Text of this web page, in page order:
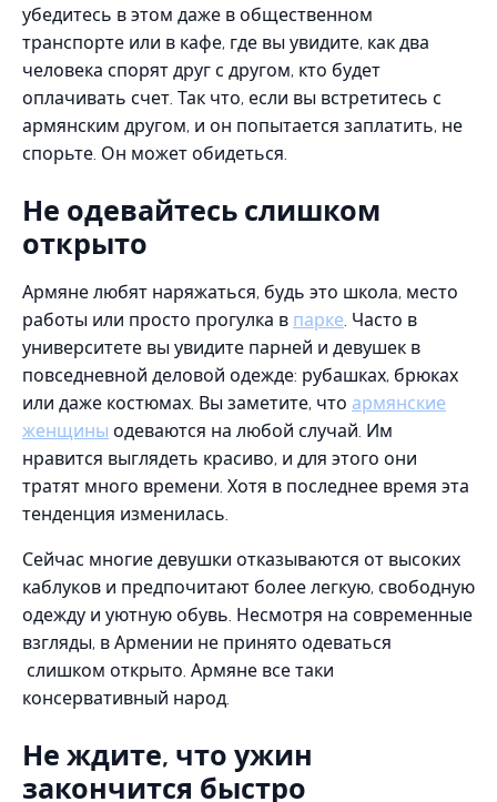
убедитесь в этом даже в общественном
транспорте или в кафе, где вы увидите, как два
человека спорят друг с другом, кто будет
оплачивать счет. Так что, если вы встретитесь с
армянским другом, и он попытается заплатить, не
спорьте. Он может обидеться.
Не одевайтесь слишком
открыто
Армяне любят наряжаться, будь это школа, место
работы или просто прогулка в парке. Часто в
университете вы увидите парней и девушек в
повседневной деловой одежде: рубашках, брюках
или даже костюмах. Вы заметите, что армянские
женщины одеваются на любой случай. Им
нравится выглядеть красиво, и для этого они
тратят много времени. Хотя в последнее время эта
тенденция изменилась.
Сейчас многие девушки отказываются от высоких
каблуков и предпочитают более легкую, свободную
одежду и уютную обувь. Несмотря на современные
взгляды, в Армении не принято одеваться
слишком открыто. Армяне все таки
консервативный народ.
Не ждите, что ужин
закончится быстро